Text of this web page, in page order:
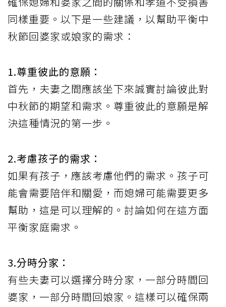
同樣重要。以下是一些建議，以幫助平衡中
秋節回婆家或娘家的需求：
1.尊重彼此的意願：
首先，夫妻之間應該坐下來誠實討論彼此對
中秋節的期望和需求。尊重彼此的意願是解
決這種情況的第一步。
2.考慮孩子的需求：
如果有孩子，應該考慮他們的需求。孩子可
能會需要陪伴和關愛，而媳婦可能需要更多
幫助，這是可以理解的。討論如何在這方面
平衡家庭需求。
3.分時分家：
有些夫妻可以選擇分時分家，一部分時間回
婆家，一部分時間回娘家。這樣可以確保兩